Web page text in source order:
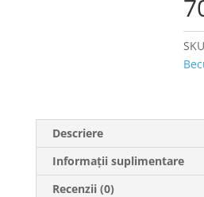
Descriere
Informații suplimentare
Recenzii (0)